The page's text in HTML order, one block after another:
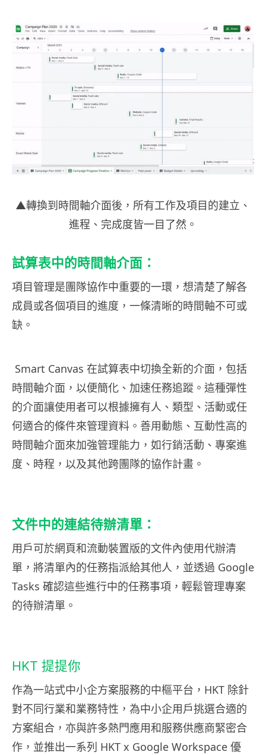
▲轉換到時間軸介面後，所有工作及項目的建立、
進程、完成度皆一目了然。
試算表中的時間軸介面：
項目管理是團隊協作中重要的一環，想清楚了解各
成員或各個項目的進度，一條清晰的時間軸不可或
缺。
Smart Canvas 在試算表中切換全新的介面，包括
時間軸介面，以便簡化、加速任務追蹤。這種彈性
的介面讓使用者可以根據擁有人、類型、活動或任
何適合的條件來管理資料。善用動態、互動性高的
時間軸介面來加強管理能力，如行銷活動、專案進
度、時程，以及其他跨團隊的協作計畫。
文件中的連結待辦清單：
用戶可於網頁和流動裝置版的文件內使用代辦清
單，將清單內的任務指派給其他人，並透過 Google
Tasks 確認這些進行中的任務事項，輕鬆管理專案
的待辦清單。
HKT 提提你
作為一站式中小企方案服務的中樞平台，HKT 除針
對不同行業和業務特性，為中小企用戶挑選合適的
方案組合，亦與許多熱門應用和服務供應商緊密合
作，並推出一系列 HKT x Google Workspace 優